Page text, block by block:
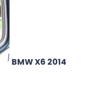
BMW X6 2014